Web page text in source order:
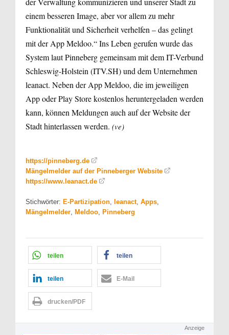
einem besseren Image, aber vor allem zu mehr
Funktionalität und Sicherheit verhelfen – das gelingt
mit der App Meldoo.“ Ins Leben gerufen wurde das
System laut Pinneberg gemeinsam mit dem IT-Verbund
Schleswig-Holstein (ITV.SH) und dem Unternehmen
leanact. Neben der App Meldoo, die im jeweiligen
App oder Play Store kostenlos heruntergeladen werden
kann, können Meldungen auch auf der Website der
Stadt hinterlassen werden. (ve)
https://pinneberg.de
Mängelmelder auf der Pinneberger Website
https://www.leanact.de
Stichwörter: E-Partizipation, leanact, Apps,
Mängelmelder, Meldoo, Pinneberg
teilen teilen
teilen E-Mail
drucken/PDF
Anzeige